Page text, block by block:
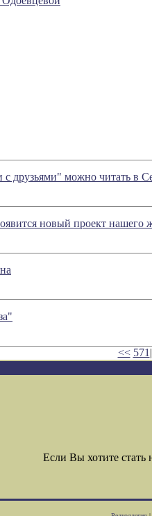
друзьями" можно читать в
новый проект нашего
<< 571
Если Вы хотите